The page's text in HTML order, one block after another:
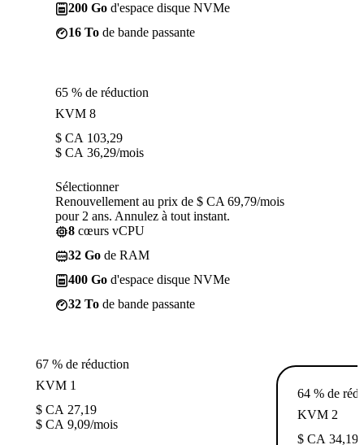
200 Go d'espace disque NVMe
16 To de bande passante
65 % de réduction
KVM 8
$ CA 103,29
$ CA 36,29/mois
Sélectionner
Renouvellement au prix de $ CA 69,79/mois
pour 2 ans. Annulez à tout instant.
8 cœurs vCPU
32 Go de RAM
400 Go d'espace disque NVMe
32 To de bande passante
67 % de réduction
KVM 1
$ CA 27,19
$ CA 9,09/mois
64 % de
KVM 2
$ CA 34,19